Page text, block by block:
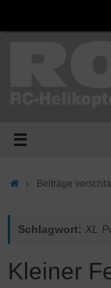
StartBeiträge
Schlagwort: XL
Kleiner